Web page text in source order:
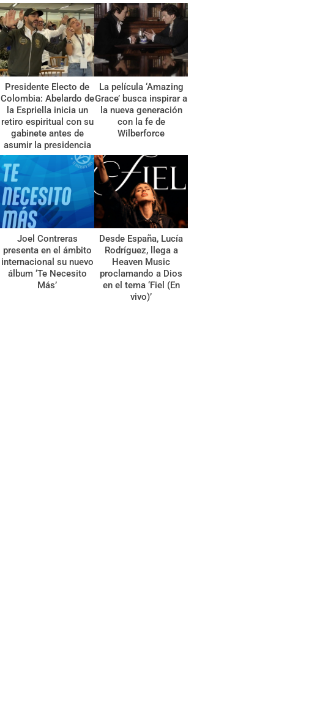
Presidente Electo de
Colombia: Abelardo de
la Espriella inicia un
retiro espiritual con su
gabinete antes de
asumir la presidencia
La película ‘Amazing
Grace’ busca inspirar a
la nueva generación
con la fe de
Wilberforce
Joel Contreras
presenta en el ámbito
internacional su nuevo
álbum ‘Te Necesito
Más’
Desde España, Lucía
Rodríguez, llega a
Heaven Music
proclamando a Dios
en el tema ‘Fiel (En
vivo)’